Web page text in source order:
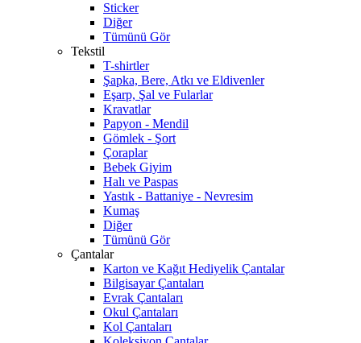
Sticker
Diğer
Tümünü Gör
Tekstil
T-shirtler
Şapka, Bere, Atkı ve Eldivenler
Eşarp, Şal ve Fularlar
Kravatlar
Papyon - Mendil
Gömlek - Şort
Çoraplar
Bebek Giyim
Halı ve Paspas
Yastık - Battaniye - Nevresim
Kumaş
Diğer
Tümünü Gör
Çantalar
Karton ve Kağıt Hediyelik Çantalar
Bilgisayar Çantaları
Evrak Çantaları
Okul Çantaları
Kol Çantaları